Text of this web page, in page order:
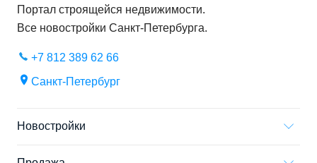
Портал строящейся недвижимости.
Все новостройки Санкт-Петербурга.
+7 812 389 62 66
Санкт-Петербург
Новостройки